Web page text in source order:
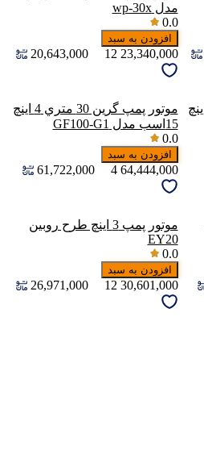
مدل wp-30x
0.0
افزودن به سبد
23,340,000
12
20,643,000
موتور پمپ گرين 27 متري 3 اینچ
موتور پمپ گرين 30 متري 4 اینچ
15اسب مدل GF100-G1
0.0
افزودن به سبد
64,444,000
4
61,722,000
موتور پمپ 3 اینچ طرح روبین
EY20
0.0
افزودن به سبد
30,601,000
12
26,971,000